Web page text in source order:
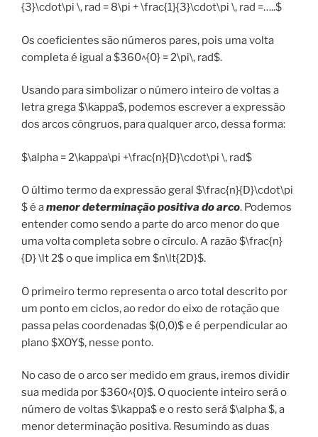
{3}\cdot\pi \, rad = 8\pi + \frac{1}{3}\cdot\pi \, rad =…..$
Os coeficientes são números pares, pois uma volta
completa é igual a $360^{0} = 2\pi\, rad$.
Usando para simbolizar o número inteiro de voltas a
letra grega $\kappa$, podemos escrever a expressão
dos arcos côngruos, para qualquer arco, dessa forma:
$\alpha = 2\kappa\pi +\frac{n}{D}\cdot\pi \, rad$
O último termo da expressão geral $\frac{n}{D}\cdot\pi
$ é amenor determinação positiva do arco. Podemos
entender como sendo a parte do arco menor do que
uma volta completa sobre o círculo. A razão $\frac{n}
{D} \lt 2$ o que implica em $n\lt{2D}$.
O primeiro termo representa o arco total descrito por
um ponto em ciclos, ao redor do eixo de rotação que
passa pelas coordenadas $(0,0)$ e é perpendicular ao
plano $XOY$, nesse ponto.
No caso de o arco ser medido em graus, iremos dividir
sua medida por $360^{0}$. O quociente inteiro será o
número de voltas $\kappa$ e o resto será $\alpha $, a
menor determinação positiva. Resumindo as duas